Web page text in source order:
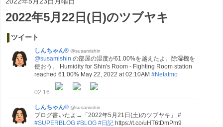
2022年5月22日(日)のツブヤキ
ツイート
しんちゃん® @susamishin
@susamishin の部屋の湿度が61.00%を越えたよ。除湿機を
使おう。 Humidity for Shin's Room - Fighting Room station
reached 61.00% May 22, 2022 at 02:10AM #Netatmo
02:16
しんちゃん® @susamishin
ブログ書いたよ→「2022年5月21日(土)のツブヤキ」 #
#SUPERBLOG #BLOG #日記 https://t.co/uHT6tDmPm9